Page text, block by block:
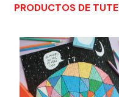
PRODUCTOS DE TUTE